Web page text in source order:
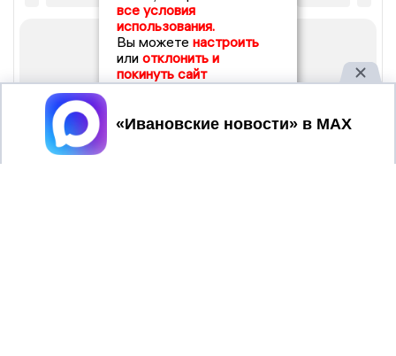
все условия
использования.
Вы можете настроить
или отклонить и
покинуть сайт
Принять